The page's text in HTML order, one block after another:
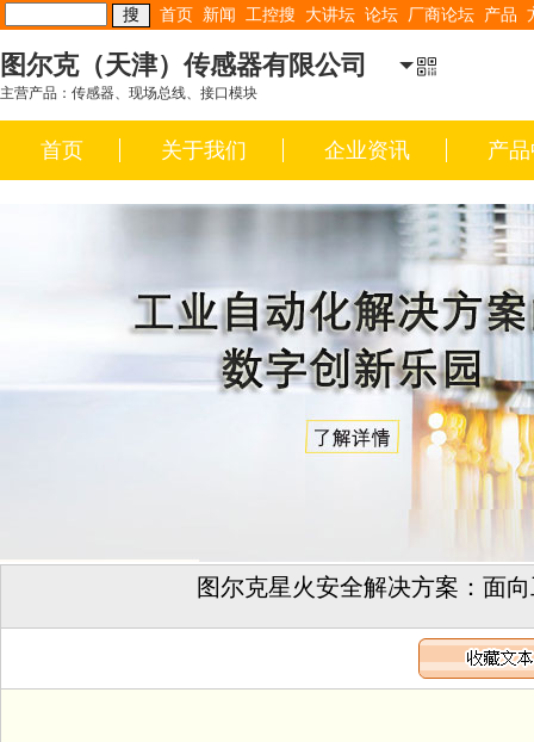
首页 新闻 工控搜 大讲坛 论坛 厂商论坛 产品
图尔克（天津）传感器有限公司
主营产品：传感器、现场总线、接口模块
首页 关于我们 企业资讯 产
图尔克星火安全解决方案：面